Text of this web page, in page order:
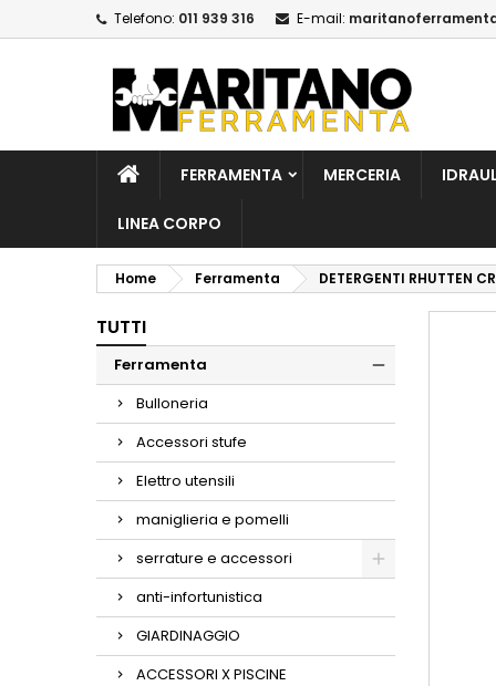
Telefono: 011 939 316 E-mail:
FERRAMENTA MERCERIA
LINEA CORPO
Home Ferramenta DETERGENTI RHUTTEN
TUTTI
Ferramenta
Bulloneria
Accessori stufe
Elettro utensili
maniglieria e pomelli
serrature e accessori
anti-infortunistica
GIARDINAGGIO
ACCESSORI X PISCINE